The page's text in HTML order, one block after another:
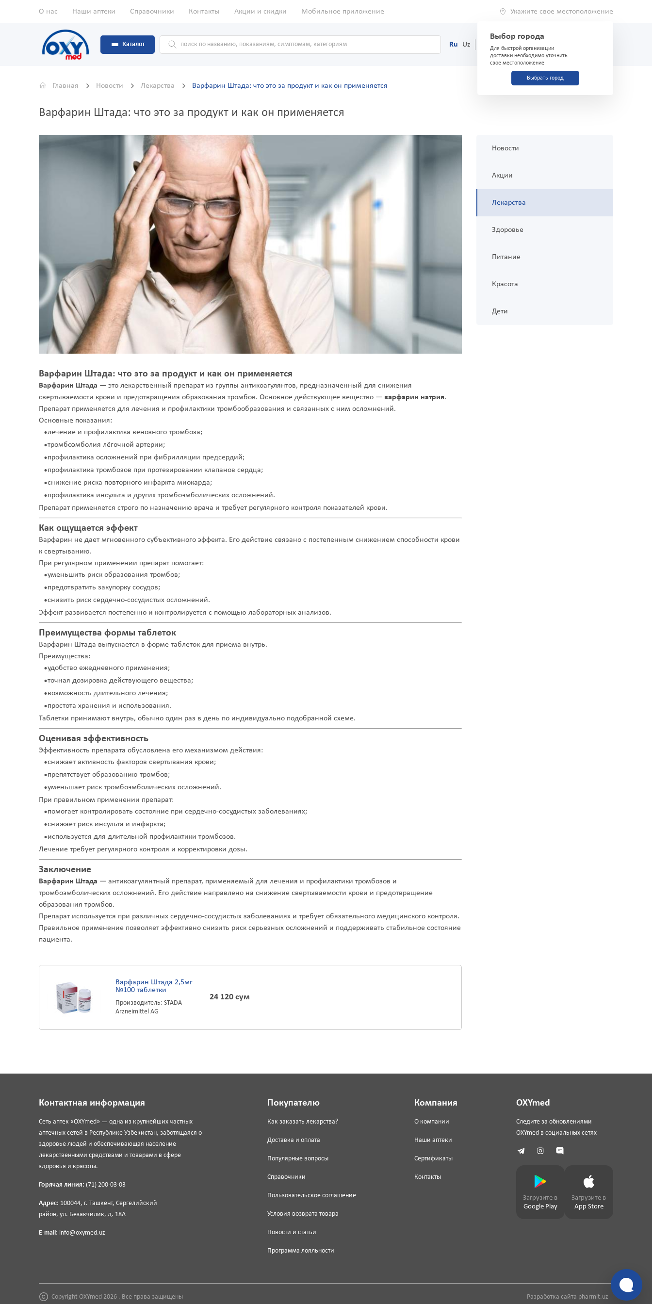
О нас Наши аптеки Справочники Контакты Акции и скидки Мобильное приложение Укажите свое местоположение
Выбор города
Для быстрой организации
доставки необходимо уточнить
свое местоположение
Выбрать город
Каталог Ru Uz (71) 200-03-03
Главная Новости Лекарства Варфарин Штада: что это за продукт и как он применяется
Варфарин Штада: что это за продукт и как он применяется
Варфарин Штада: что это за продукт и как он применяется
Варфарин Штада — это лекарственный препарат из группы антикоагулянтов, предназначенный для снижения
свертываемости крови и предотвращения образования тромбов. Основное действующее вещество — варфарин натрия.
Препарат применяется для лечения и профилактики тромбообразования и связанных с ним осложнений.
Основные показания:
лечение и профилактика венозного тромбоза;
тромбоэмболия лёгочной артерии;
профилактика осложнений при фибрилляции предсердий;
профилактика тромбозов при протезировании клапанов сердца;
снижение риска повторного инфаркта миокарда;
профилактика инсульта и других тромбоэмболических осложнений.
Препарат применяется строго по назначению врача и требует регулярного контроля показателей крови.
Как ощущается эффект
Варфарин не дает мгновенного субъективного эффекта. Его действие связано с постепенным снижением способности крови
к свертыванию.
При регулярном применении препарат помогает:
уменьшить риск образования тромбов;
предотвратить закупорку сосудов;
снизить риск сердечно-сосудистых осложнений.
Эффект развивается постепенно и контролируется с помощью лабораторных анализов.
Преимущества формы таблеток
Варфарин Штада выпускается в форме таблеток для приема внутрь.
Преимущества:
удобство ежедневного применения;
точная дозировка действующего вещества;
возможность длительного лечения;
простота хранения и использования.
Таблетки принимают внутрь, обычно один раз в день по индивидуально подобранной схеме.
Оценивая эффективность
Эффективность препарата обусловлена его механизмом действия:
снижает активность факторов свертывания крови;
препятствует образованию тромбов;
уменьшает риск тромбоэмболических осложнений.
При правильном применении препарат:
помогает контролировать состояние при сердечно-сосудистых заболеваниях;
снижает риск инсульта и инфаркта;
используется для длительной профилактики тромбозов.
Лечение требует регулярного контроля и корректировки дозы.
Заключение
Варфарин Штада — антикоагулянтный препарат, применяемый для лечения и профилактики тромбозов и
тромбоэмболических осложнений. Его действие направлено на снижение свертываемости крови и предотвращение
образования тромбов.
Препарат используется при различных сердечно-сосудистых заболеваниях и требует обязательного медицинского контроля.
Правильное применение позволяет эффективно снизить риск серьезных осложнений и поддерживать стабильное состояние
пациента.
Варфарин Штада 2,5мг
№100 таблетки
Производитель: STADA
Arzneimittel AG
24 120 сум
Новости
Акции
Лекарства
Здоровье
Питание
Красота
Дети
Контактная информация
Сеть аптек «OXYmed» — одна из крупнейших частных
аптечных сетей в Республике Узбекистан, заботящаяся о
здоровье людей и обеспечивающая население
лекарственными средствами и товарами в сфере
здоровья и красоты.
Горячая линия: (71) 200-03-03
Адрес: 100044, г. Ташкент, Сергелийский
район, ул. Безакчилик, д. 18А
E-mail: info@oxymed.uz
Покупателю
Как заказать лекарства?
Доставка и оплата
Популярные вопросы
Справочники
Пользовательское соглашение
Условия возврата товара
Новости и статьи
Программа лояльности
Компания
О компании
Наши аптеки
Сертификаты
Контакты
OXYmed
Следите за обновлениями
OXYmed в социальных сетях
Загрузите в
Google Play
Загрузите в
App Store
Copyright OXYmed 2026 . Все права защищены Разработка сайта pharmit.uz